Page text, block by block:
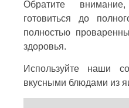
Обратите
готовиться до
полностью
здоровья.
Используйте наши
вкусными блюдами из